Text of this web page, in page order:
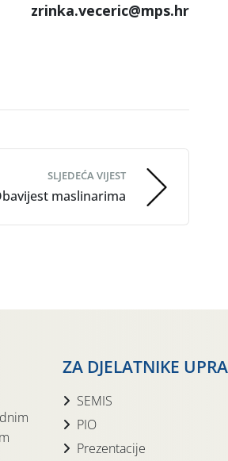
zrinka.veceric@mps.hr
SLJEDEĆA VIJEST
maslinarima
ZA DJELATNIKE
SEMIS
PIO
Prezentacije